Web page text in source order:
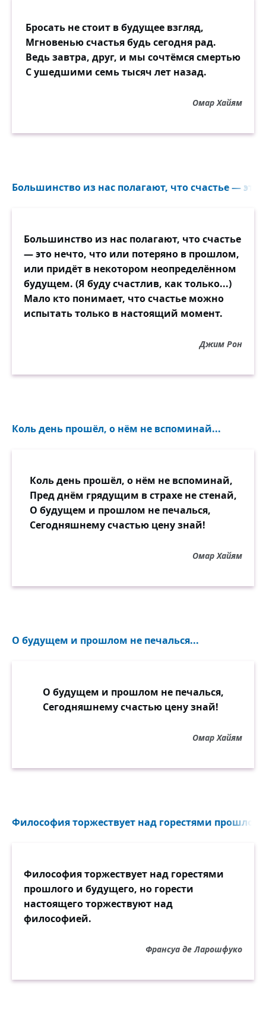
Бросать не стоит в будущее взгляд,
Мгновенью счастья будь сегодня рад.
Ведь завтра, друг, и мы сочтёмся смертью
С ушедшими семь тысяч лет назад.
Омар Хайям
Большинство из нас полагают, что счастье — это
Большинство из нас полагают, что счастье
— это нечто, что или потеряно в прошлом,
или придёт в некотором неопределённом
будущем. (Я буду счастлив, как только...)
Мало кто понимает, что счастье можно
испытать только в настоящий момент.
Джим Рон
Коль день прошёл, о нём не вспоминай...
Коль день прошёл, о нём не вспоминай,
Пред днём грядущим в страхе не стенай,
О будущем и прошлом не печалься,
Сегодняшнему счастью цену знай!
Омар Хайям
О будущем и прошлом не печалься...
О будущем и прошлом не печалься,
Сегодняшнему счастью цену знай!
Омар Хайям
Философия торжествует над горестями
Философия торжествует над горестями
прошлого и будущего, но горести
настоящего торжествуют над
философией.
Франсуа де Ларошфуко